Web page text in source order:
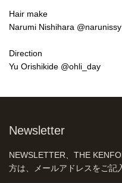
Hair make
Narumi Nishihara @narunissy
Direction
Yu Orishikide @ohli_day
Newsletter
NEWSLETTER、THE
方は、メールアドレスをご記